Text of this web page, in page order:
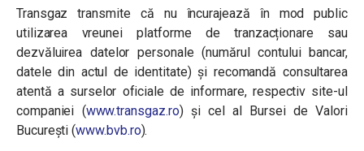
Transgaz transmite că nu încurajează în mod public
utilizarea vreunei platforme de tranzacționare sau
dezvăluirea datelor personale (numărul contului bancar,
datele din actul de identitate) şi recomandă consultarea
atentă a surselor oficiale de informare, respectiv site-ul
companiei (www.transgaz.ro) și cel al Bursei de Valori
București (www.bvb.ro).